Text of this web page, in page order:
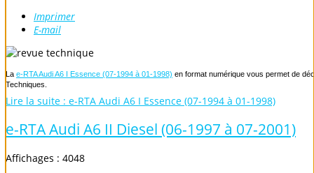
Imprimer
E-mail
La e-RTA Audi A6 I Essence (07-1994 à 01-1998) en format numérique vous permet de
Techniques.
Lire la suite : e-RTA Audi A6 I Essence (07-1994 à 01-1998)
e-RTA Audi A6 II Diesel (06-1997 à 07-2001)
Affichages : 4048